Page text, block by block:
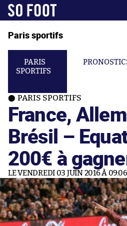
Paris sportifs
PARIS
SPORTIFS
PARIS SPORTIFS
France,
Brésil –
200€ à
LE VENDREDI 03 JUIN 2016 À 09:06